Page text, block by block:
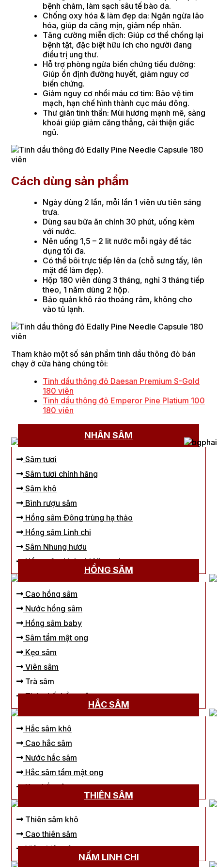
bệnh chàm, làm sạch sâu tế bào da.
Chống oxy hóa & làm đẹp da: Ngăn ngừa lão
hóa, giúp da căng mịn, giảm nếp nhăn.
Tăng cường miễn dịch: Giúp cơ thể chống lại
bệnh tật, đặc biệt hữu ích cho người đang
điều trị ung thư.
Hỗ trợ phòng ngừa biến chứng tiểu đường:
Giúp ổn định đường huyết, giảm nguy cơ
biến chứng.
Giảm nguy cơ nhồi máu cơ tim: Bảo vệ tim
mạch, hạn chế hình thành cục máu đông.
Thư giãn tinh thần: Mùi hương mạnh mẽ, sảng
khoái giúp giảm căng thẳng, cải thiện giấc
ngủ.
Cách dùng sản phẩm
Ngày dùng 2 lần, mỗi lần 1 viên ưu tiên sáng
trưa.
Dùng sau bữa ăn chính 30 phút, uống kèm
với nước.
Nên uống 1,5 – 2 lit nước mỗi ngày để tác
dụng tối đa.
Có thể bôi trực tiếp lên da (chỗ sưng tấy, lên
mặt để làm đẹp).
Hộp 180 viên dùng 3 tháng, nghỉ 3 tháng tiếp
theo, 1 năm dùng 2 hộp.
Bảo quản khô ráo thoáng râm, không cho
vào tủ lạnh.
Tham khảo một số sản phẩm tinh dầu thông đỏ bán
chạy ở cửa hàng chúng tôi:
Tinh dầu thông đỏ Daesan Premium S-Gold
180 viên
Tinh dầu thông đỏ Emperor Pine Platium 100
180 viên
NHÂN SÂM
Sâm tươi
Sâm tươi chính hãng
Sâm khô
Bình rượu sâm
Hồng sâm Đông trùng hạ thảo
Hồng sâm Linh chi
Sâm Nhung hươu
Hồng sâm Linh chi Nhung hươu
HỒNG SÂM
Cao hồng sâm
Nước hồng sâm
Hồng sâm baby
Sâm tẩm mật ong
Kẹo sâm
Viên sâm
Trà sâm
Tinh chất hồng sâm
HẮC SÂM
Hắc sâm khô
Cao hắc sâm
Nước hắc sâm
Hắc sâm tẩm mật ong
Kẹo hắc sâm
THIÊN SÂM
Thiên sâm khô
Cao thiên sâm
Viên thiên sâm
NẤM LINH CHI